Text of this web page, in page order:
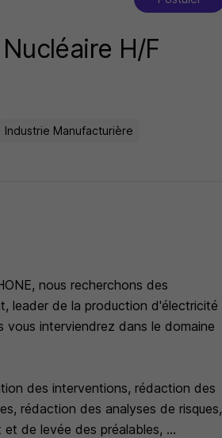
H/F
Industrie Manufacturière
nous recherchons des
leader de la production d'électricité
vous interviendrez dans le domaine
des interventions, rédaction des
rédaction des analyses de risques,
de levée des préalables, ...